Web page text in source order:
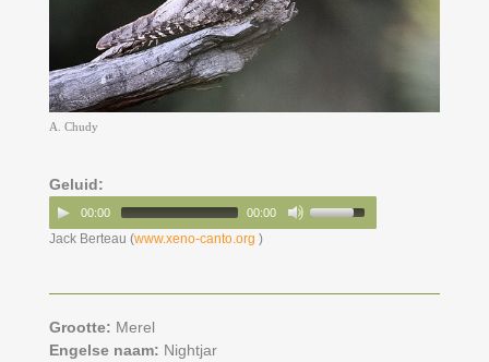
A. Chudy
Geluid:
00:00 00:00
Jack Berteau (www.xeno-canto.org )
Grootte: Merel
Engelse naam: Nightjar